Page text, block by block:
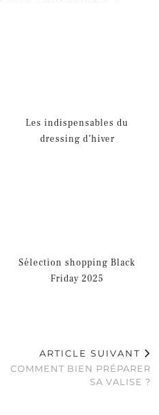
Les indispensables du
dressing d’hiver
Sélection shopping Black
Friday 2025
ARTICLE SUIVANT
COMMENT BIEN PRÉPARER
SA VALISE ?